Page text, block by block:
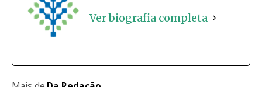
Ver biografia completa